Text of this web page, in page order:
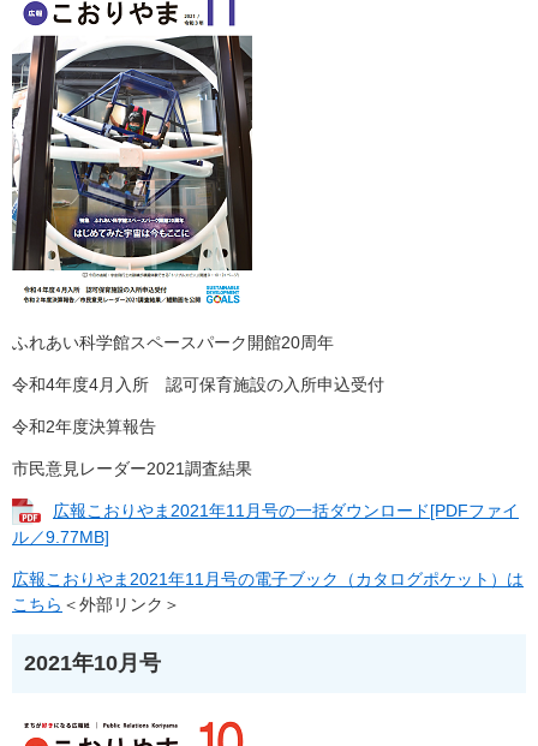
ふれあい科学館スペースパーク開館20周年
令和4年度4月入所 認可保育施設の入所申込受付
令和2年度決算報告
市民意見レーダー2021調査結果
広報こおりやま2021年11月号の一括ダウンロード[PDFファイ
ル／9.77MB]
広報こおりやま2021年11月号の電子ブック（カタログポケット）は
こちら ＜外部リンク＞
2021年10月号